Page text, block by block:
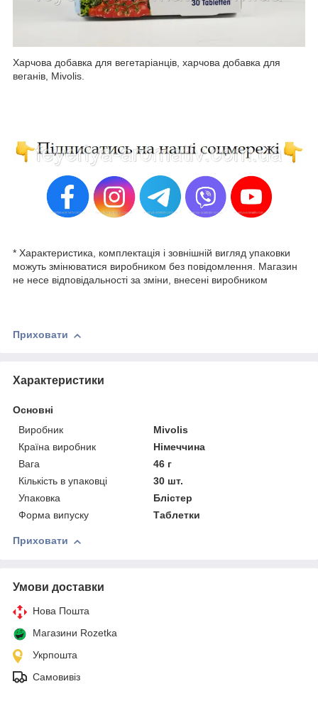
Харчова добавка для вегетаріанців, харчова добавка для
веганів, Mivolis.
* Характеристика, комплектація і зовнішній вигляд упаковки
можуть змінюватися виробником без повідомлення. Магазин
не несе відповідальності за зміни, внесені виробником
Приховати
Характеристики
Основні
Виробник
Mivolis
Країна виробник
Німеччина
Вага
46 г
Кількість в упаковці
30 шт.
Упаковка
Блістер
Форма випуску
Таблетки
Приховати
Умови доставки
Нова Пошта
Магазини Rozetka
Укрпошта
Самовивіз